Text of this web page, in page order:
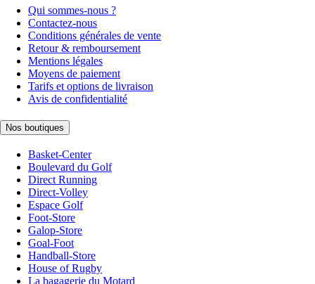
Qui sommes-nous ?
Contactez-nous
Conditions générales de vente
Retour & remboursement
Mentions légales
Moyens de paiement
Tarifs et options de livraison
Avis de confidentialité
Nos boutiques
Basket-Center
Boulevard du Golf
Direct Running
Direct-Volley
Espace Golf
Foot-Store
Galop-Store
Goal-Foot
Handball-Store
House of Rugby
La bagagerie du Motard